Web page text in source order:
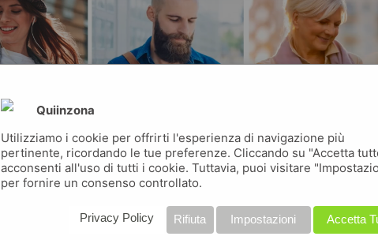
Quiinzona
Utilizziamo i cookie per offrirti l'esperienza di navigazione più
pertinente, ricordando le tue preferenze. Cliccando su "Accetta
acconsenti all'uso di tutti i cookie. Tuttavia, puoi visitare
per fornire un consenso controllato.
Accetta
Impostazioni
Rifiuta
Privacy Policy